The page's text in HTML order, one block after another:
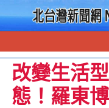
改變生活
態！羅東